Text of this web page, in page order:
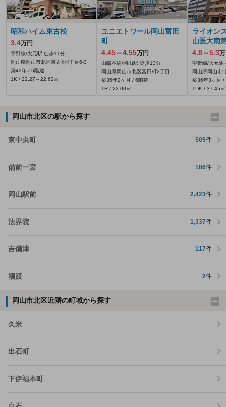
昭和ハイム東古松
3.4万円
宇野線/大元駅 徒歩11分
岡山県岡山市北区東古松4丁目6-3
築43年 / 6階建
1K / 22.27～22.62㎡
ユニエトワール岡山富田
町
4.45～4.55万円
山陽本線/岡山駅 徒歩13分
岡山県岡山市北区富田町2丁目
築35年2ヶ月 / 6階建
1R / 22.00㎡
ライオン
山医大南
4.8～5.3
宇野線/大元駅
岡山県岡山市
築36年3ヶ月 /
1DK / 37.45㎡
岡山市北区の駅から探す
東中央町 509件
備前一宮 186件
岡山駅前 2,423件
法界院 1,337件
吉備津 117件
福渡 2件
岡山市北区近隣の町域から探す
久米
出石町
下伊福本町